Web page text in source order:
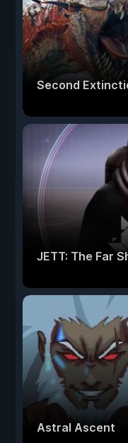
Second
JETT: The Far
Astral Ascent